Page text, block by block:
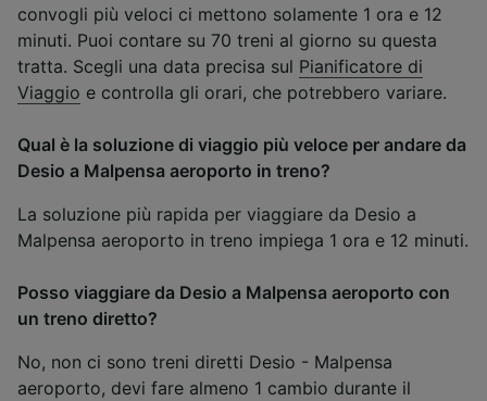
convogli più veloci ci mettono solamente 1 ora e 12
minuti. Puoi contare su 70 treni al giorno su questa
tratta. Scegli una data precisa sul Pianificatore di
Viaggio e controlla gli orari, che potrebbero variare.
Qual è la soluzione di viaggio più veloce per andare da
Desio a Malpensa aeroporto in treno?
La soluzione più rapida per viaggiare da Desio a
Malpensa aeroporto in treno impiega 1 ora e 12 minuti.
Posso viaggiare da Desio a Malpensa aeroporto con
un treno diretto?
No, non ci sono treni diretti Desio - Malpensa
aeroporto, devi fare almeno 1 cambio durante il